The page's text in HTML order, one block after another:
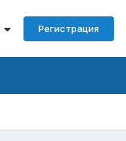
Регистрация